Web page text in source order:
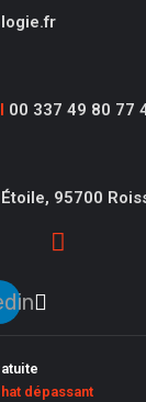
I 00 337 49 80 77
95700
dépassant